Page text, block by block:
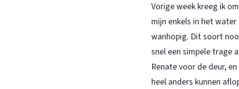
Vorige week kreeg ik
mijn enkels in het
wanhopig. Dit soort
snel een simpele trage
Renate voor de deur,
heel anders kunnen